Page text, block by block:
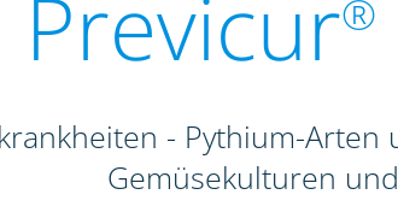
Previcur®
- Pythium-
Gemüsekulturen